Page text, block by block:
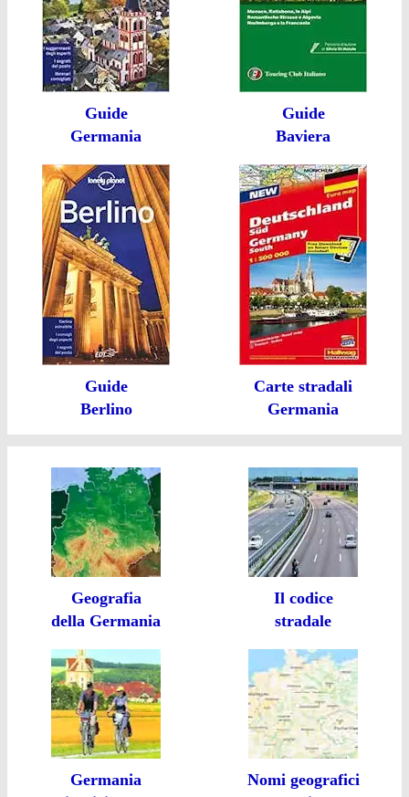
Guide
Germania
Guide
Baviera
Guide
Berlino
Carte stradali
Germania
Geografia
della Germania
Il codice
stradale
Germania
Nomi geografici